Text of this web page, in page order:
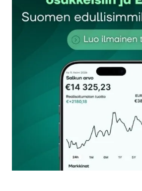
Sähköpostiosoitettasi ei julkaista.
kentät on merkitty*
Kommentti*
Nimesi tai nimimerkkisi
Sähköpostiosoitteesi